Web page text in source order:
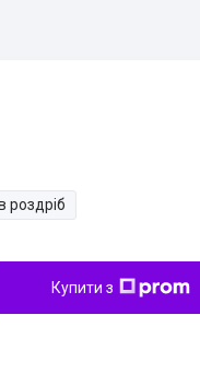
роздріб
Купити з